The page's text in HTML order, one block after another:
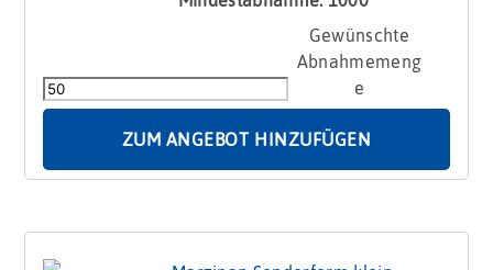
Marzipan
30g
ZUM ANGEBOT HINZUFÜGEN